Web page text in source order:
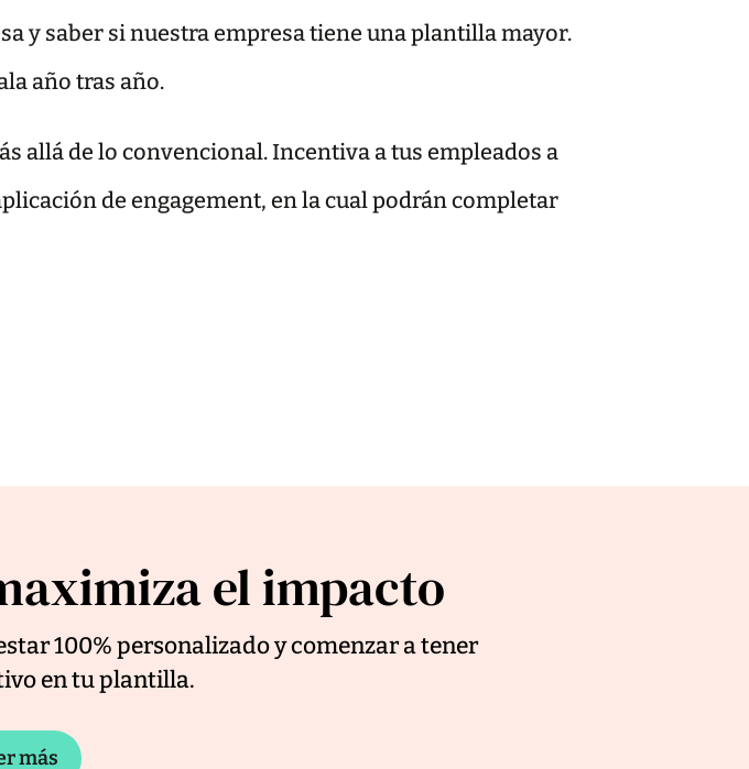
y saber si nuestra empresa tiene una plantilla mayor.
año tras año.
allá de lo convencional. Incentiva a tus empleados a
de engagement, en la cual podrán completar
el impacto
100% personalizado y comenzar a tener
en tu plantilla.
más